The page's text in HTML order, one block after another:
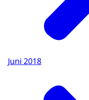
Juni 2018